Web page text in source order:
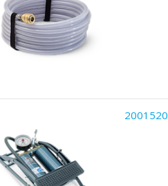
2001520